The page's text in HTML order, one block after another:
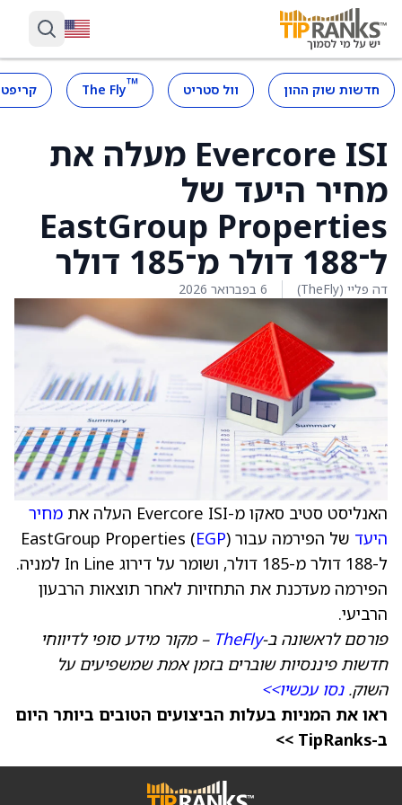
חדשות שוק ההון וול סטריט ™
The Fly
Evercore ISI מעלה את
מחיר היעד של
EastGroup Properties
ל־188 דולר מ־185 דולר
דה פליי (TheFly) 6 בפברואר 2026
האנליסט סטיב סאקו מ-Evercore ISI העלה את
מחיר
היעד של הפירמה עבור EastGroup Properties ( EGP)
ל-188 דולר מ-185 דולר, ושומר על דירוג In Line למניה.
הפירמה מעדכנת את התחזיות לאחר תוצאות הרבעון
הרביעי.
פורסם לראשונה ב-TheFly – מקור מידע סופי לדיווחי
חדשות פיננסיות שוברים בזמן אמת שמשפיעים על
השוק.נסו עכשיו>>
ראו את המניות בעלות הביצועים הטובים ביותר היום
ב-TipRanks >>